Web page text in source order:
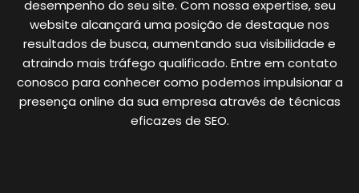
desempenho do seu site. Com nossa expertise, seu
website alcançará uma posição de destaque nos
resultados de busca, aumentando sua visibilidade e
atraindo mais tráfego qualificado. Entre em contato
conosco para conhecer como podemos impulsionar a
presença online da sua empresa através de técnicas
eficazes de SEO.